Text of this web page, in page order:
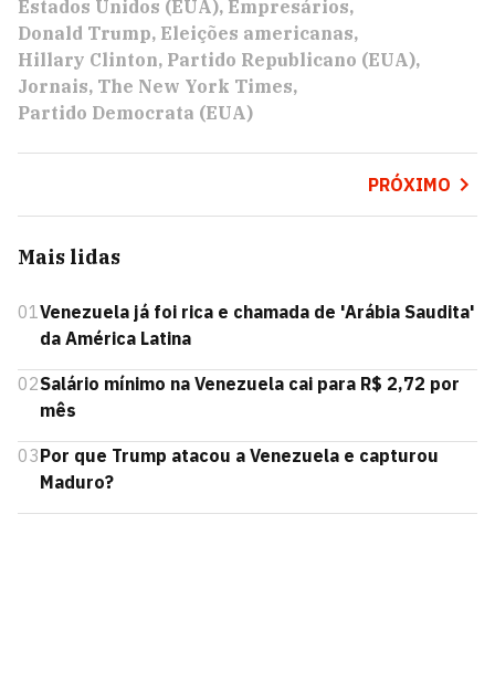
Estados Unidos (EUA) Empresários
Donald Trump Eleições americanas
Hillary Clinton Partido Republicano (EUA)
Jornais The New York Times
Partido Democrata (EUA)
PRÓXIMO
Mais lidas
01Venezuela já foi rica e chamada de 'Arábia Saudita'
da América Latina
02Salário mínimo na Venezuela cai para R$ 2,72 por
mês
03Por que Trump atacou a Venezuela e capturou
Maduro?